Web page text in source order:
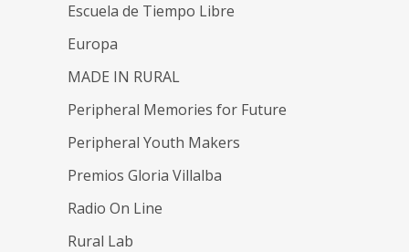
Escuela de Tiempo Libre
Europa
MADE IN RURAL
Peripheral Memories for Future
Peripheral Youth Makers
Premios Gloria Villalba
Radio On Line
Rural Lab